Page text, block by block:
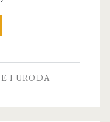
I URODA